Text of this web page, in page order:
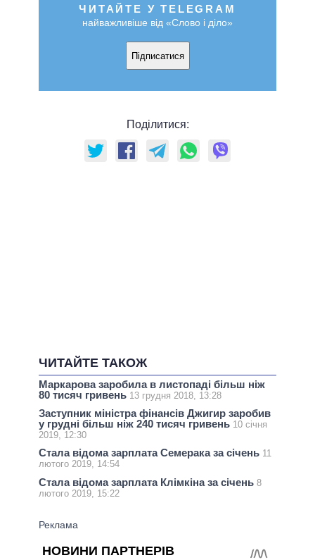
ЧИТАЙТЕ У TELEGRAM
найважливіше від «Слово і діло»
Підписатися
Поділитися:
ЧИТАЙТЕ ТАКОЖ
Маркарова заробила в листопаді більш ніж
80 тисяч гривень 13 грудня 2018, 13:28
Заступник міністра фінансів Джигир заробив
у грудні більш ніж 240 тисяч гривень 10 січня
2019, 12:30
Стала відома зарплата Семерака за січень 11
лютого 2019, 14:54
Стала відома зарплата Клімкіна за січень 8
лютого 2019, 15:22